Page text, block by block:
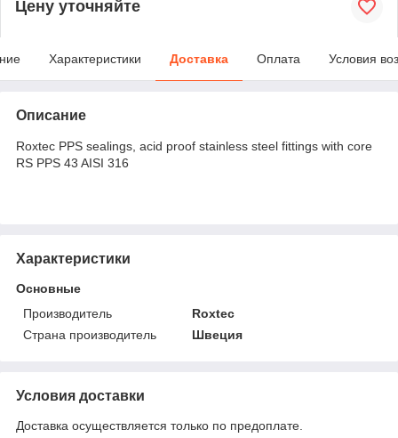
Цену уточняйте
Характеристики Доставка Оплата Условия
Описание
Roxtec PPS sealings, acid proof stainless steel fittings with core
RS PPS 43 AISI 316
Характеристики
Основные
Производитель
Roxtec
Страна производитель
Швеция
Условия доставки
Доставка осуществляется только по предоплате.